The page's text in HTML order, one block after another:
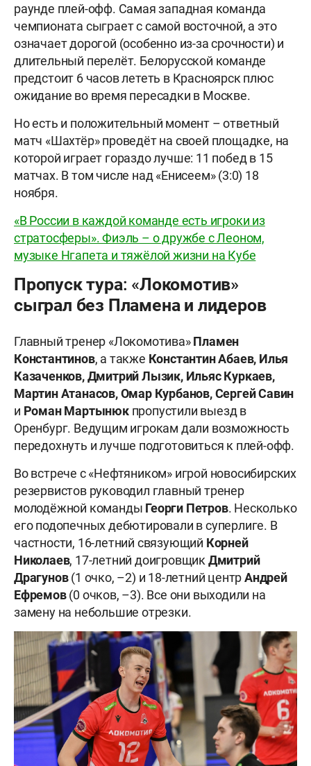
раунде плей-офф. Самая западная команда
чемпионата сыграет с самой восточной, а это
означает дорогой (особенно из-за срочности) и
длительный перелёт. Белорусской команде
предстоит 6 часов лететь в Красноярск плюс
ожидание во время пересадки в Москве.
Но есть и положительный момент – ответный
матч «Шахтёр» проведёт на своей площадке, на
которой играет гораздо лучше: 11 побед в 15
матчах. В том числе над «Енисеем» (3:0) 18
ноября.
«В России в каждой команде есть игроки из
стратосферы». Фиэль – о дружбе с Леоном,
музыке Нгапета и тяжёлой жизни на Кубе
Пропуск тура: «Локомотив»
сыграл без Пламена и лидеров
Главный тренер «Локомотива»Пламен
Константинов, а также Константин Абаев, Илья
Казаченков, Дмитрий Лызик, Ильяс Куркаев,
Мартин Атанасов, Омар Курбанов, Сергей Савин
и Роман Мартынюкпропустили выезд в
Оренбург. Ведущим игрокам дали возможность
передохнуть и лучше подготовиться к плей-офф.
Во встрече с «Нефтяником» игрой новосибирских
резервистов руководил главный тренер
молодёжной команды Георги Петров. Несколько
его подопечных дебютировали в суперлиге. В
частности, 16-летний связующий Корней
Николаев, 17-летний доигровщикДмитрий
Драгунов(1 очко, –2) и 18-летний центрАндрей
Ефремов(0 очков, –3). Все они выходили на
замену на небольшие отрезки.